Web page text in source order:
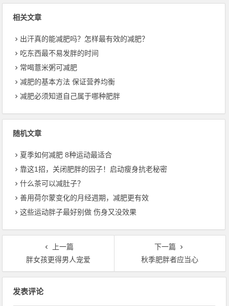
相关文章
出汗真的能减肥吗？怎样最有效的减肥？
吃东西最不易发胖的时间
常喝薏米粥可减肥
减肥的基本方法 保证营养均衡
减肥必须知道自己属于哪种肥胖
随机文章
夏季如何减肥 8种运动最适合
靠这1招，关闭肥胖的因子！启动瘦身抗老秘密
什么茶可以减肚子？
善用荷尔蒙变化的月经週期，减肥更有效
这些运动胖子最好别做 伤身又没效果
上一篇
胖女孩更得男人宠爱
下一篇
秋季肥胖者应当心
发表评论